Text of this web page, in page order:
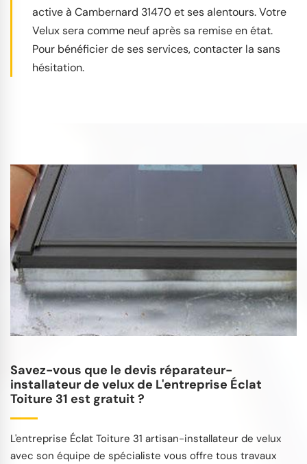
active à Cambernard 31470 et ses alentours. Votre
Velux sera comme neuf après sa remise en état.
Pour bénéficier de ses services, contacter la sans
hésitation.
Savez-vous que le devis réparateur-
installateur de velux de L'entreprise Éclat
Toiture 31 est gratuit ?
L'entreprise Éclat Toiture 31 artisan-installateur de velux
avec son équipe de spécialiste vous offre tous travaux